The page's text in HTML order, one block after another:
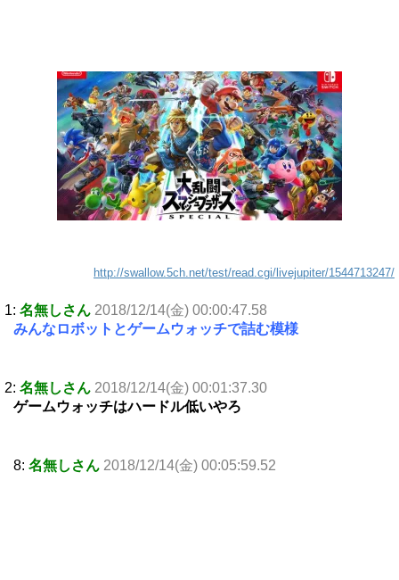
http://swallow.5ch.net/test/read.cgi/livejupiter/1544713247/
1: 名無しさん 2018/12/14(金) 00:00:47.58
みんなロボットとゲームウォッチで詰む模様
2: 名無しさん 2018/12/14(金) 00:01:37.30
ゲームウォッチはハードル低いやろ
8: 名無しさん 2018/12/14(金) 00:05:59.52